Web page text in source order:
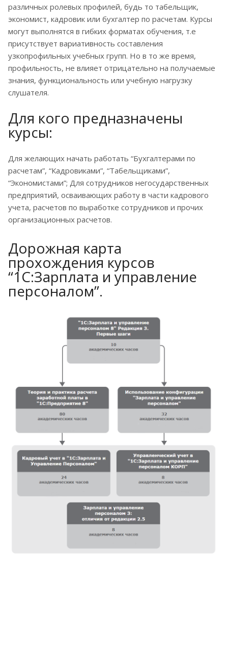
различных ролевых профилей, будь то табельщик,
экономист, кадровик или бухгалтер по расчетам. Курсы
могут выполнятся в гибких форматах обучения, т.е
присутствует вариативность составления
узкопрофильных учебных групп. Но в то же время,
профильность, не влияет отрицательно на получаемые
знания, функциональность или учебную нагрузку
слушателя.
Для кого предназначены
курсы:
Для желающих начать работать “Бухгалтерами по
расчетам”, “Кадровиками”, “Табельщиками”,
“Экономистами”; Для сотрудников негосударственных
предприятий, осваивающих работу в части кадрового
учета, расчетов по выработке сотрудников и прочих
организационных расчетов.
Дорожная карта
прохождения курсов
“1С:Зарплата и управление
персоналом”.